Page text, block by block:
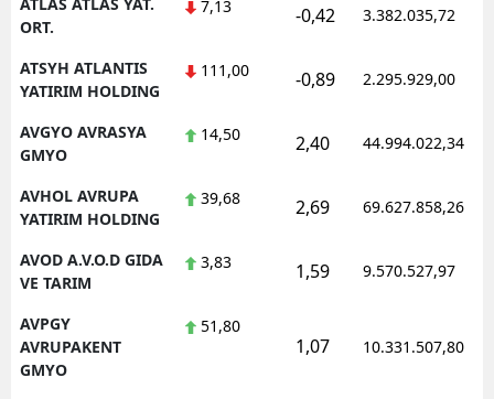
ORT.
7,13 -0,42 3.382.035,72
ATSYH ATLANTIS
YATIRIM HOLDING
111,00 -0,89 2.295.929,00
AVGYO AVRASYA
GMYO
14,50 2,40 44.994.022,34
AVHOL AVRUPA
YATIRIM HOLDING
39,68 2,69 69.627.858,26
AVOD A.V.O.D GIDA
VE TARIM
3,83 1,59 9.570.527,97
AVPGY
AVRUPAKENT
GMYO
51,80
1,07 10.331.507,80